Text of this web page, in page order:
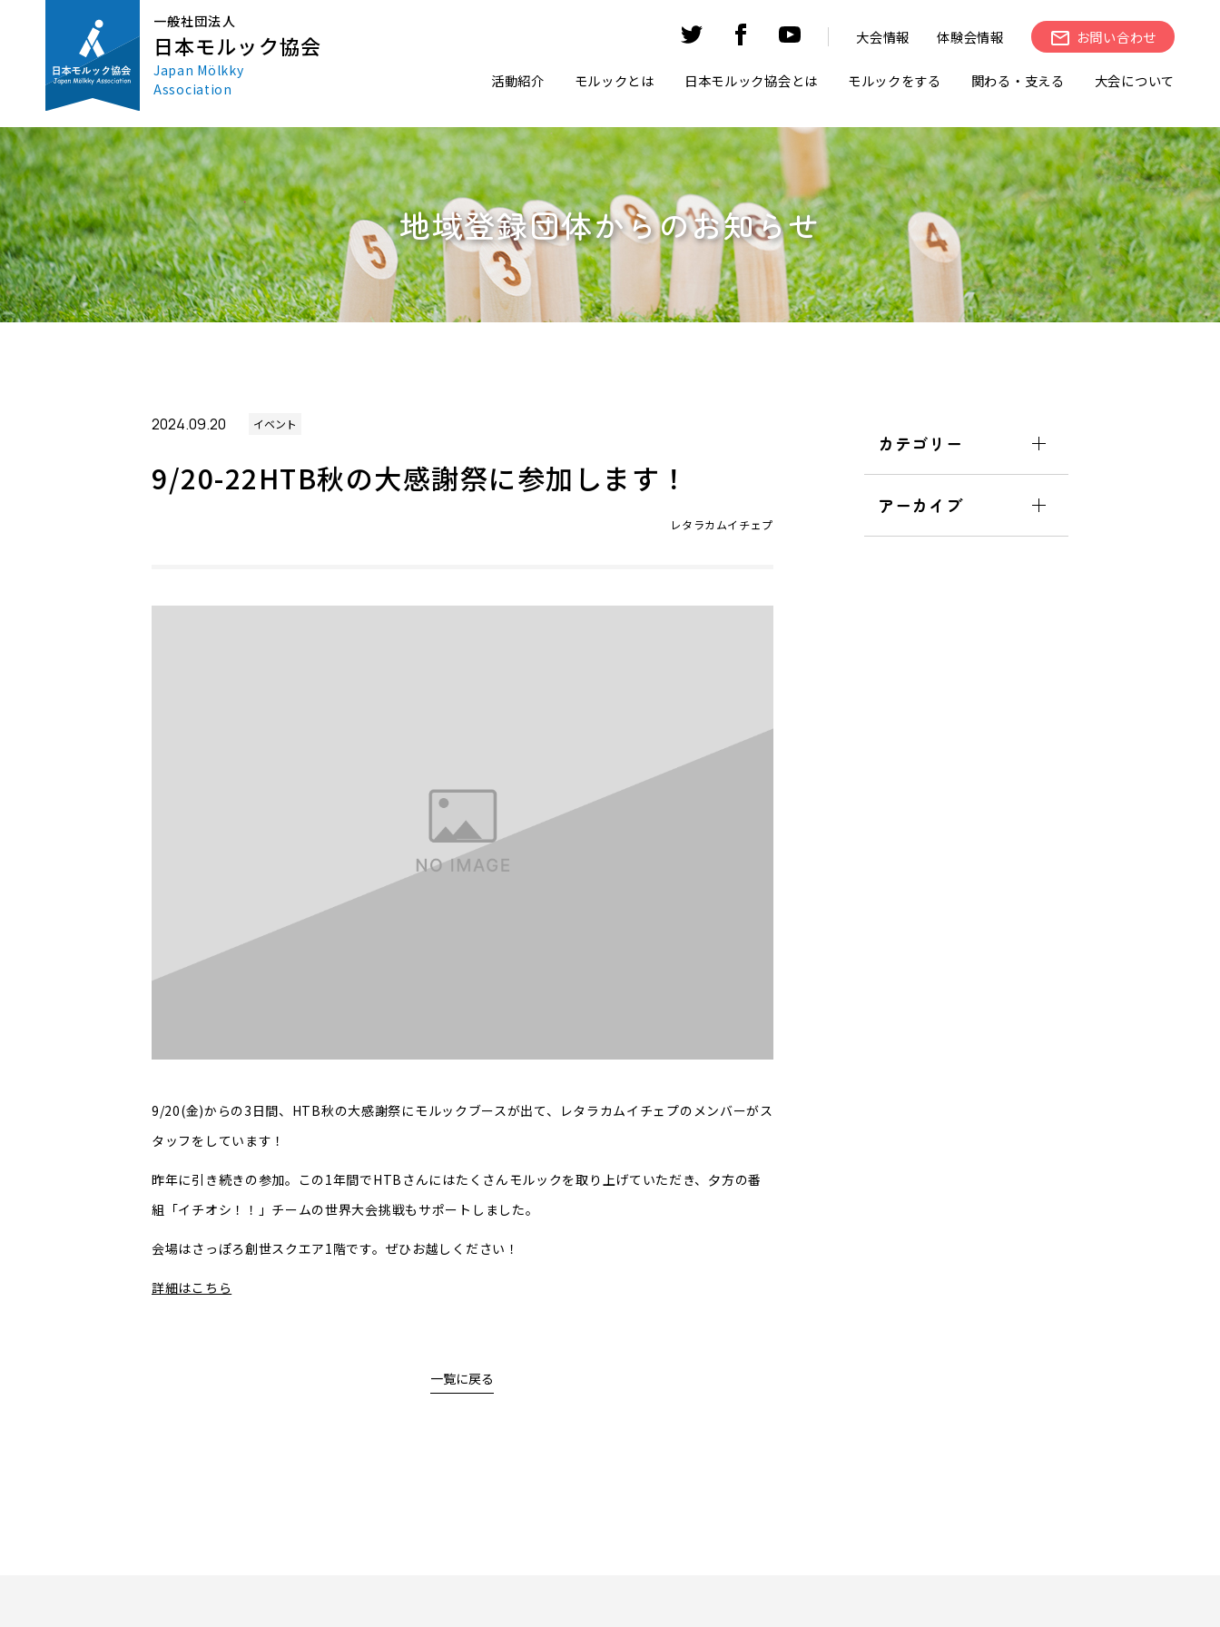
一般社団法人
日本モルック協会
Japan Mölkky
Association
大会情報 体験会情報 お問い合わせ
活動紹介 モルックとは 日本モルック協会とは モルックをする 関わる・支える 大会について
地域登録団体からのお知らせ
2024.09.20 イベント
9/20-22HTB秋の大感謝祭に参加します！
レタラカムイチェプ
9/20(金)からの3日間、HTB秋の大感謝祭にモルックブースが出て、レタラカムイチェプのメンバーがス
タッフをしています！
昨年に引き続きの参加。この1年間でHTBさんにはたくさんモルックを取り上げていただき、夕方の番
組「イチオシ！！」チームの世界大会挑戦もサポートしました。
会場はさっぽろ創世スクエア1階です。ぜひお越しください！
詳細はこちら
一覧に戻る
カテゴリー
アーカイブ